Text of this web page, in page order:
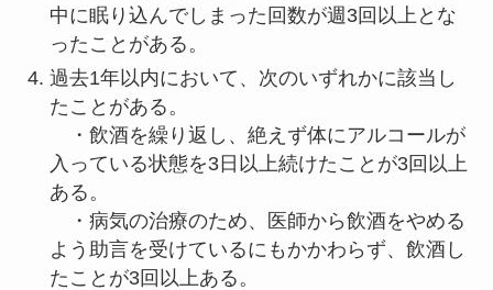
中に眠り込んでしまった回数が週3回以上とな
ったことがある。
過去1年以内において、次のいずれかに該当し
たことがある。
・飲酒を繰り返し、絶えず体にアルコールが
入っている状態を3日以上続けたことが3回以上
ある。
・病気の治療のため、医師から飲酒をやめる
よう助言を受けているにもかかわらず、飲酒し
たことが3回以上ある。